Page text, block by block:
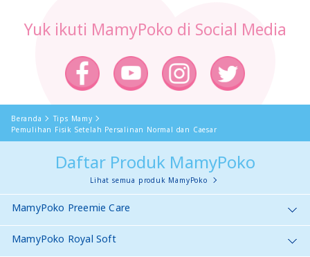
Yuk ikuti MamyPoko di Social Media
Beranda
Tips Mamy
Pemulihan Fisik Setelah Persalinan Normal dan Caesar
Daftar Produk MamyPoko
Lihat semua produk MamyPoko
MamyPoko Preemie Care
MamyPoko Royal Soft